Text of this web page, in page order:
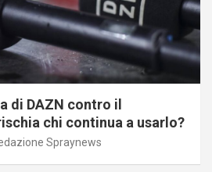
di DAZN contro il
chi continua a usarlo?
Spraynews